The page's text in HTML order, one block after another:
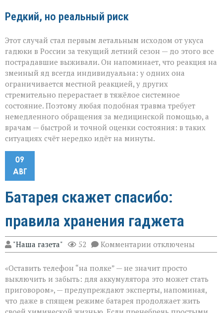
Редкий, но реальный риск
Этот случай стал первым летальным исходом от укуса
гадюки в России за текущий летний сезон — до этого все
пострадавшие выживали. Он напоминает, что реакция на
змеиный яд всегда индивидуальна: у одних она
ограничивается местной реакцией, у других
стремительно перерастает в тяжёлое системное
состояние. Поэтому любая подобная травма требует
немедленного обращения за медицинской помощью, а
врачам — быстрой и точной оценки состояния: в таких
ситуациях счёт нередко идёт на минуты.
09
АВГ
Батарея скажет спасибо:
правила хранения гаджета
"Наша газета" 52 Комментарии к
записи
скажет
спасибо:
хранения
гаджета
отключены
«Оставить телефон “на полке” — не значит просто
выключить и забыть: для аккумулятора это может стать
приговором», — предупреждают эксперты, напоминая,
что даже в спящем режиме батарея продолжает жить